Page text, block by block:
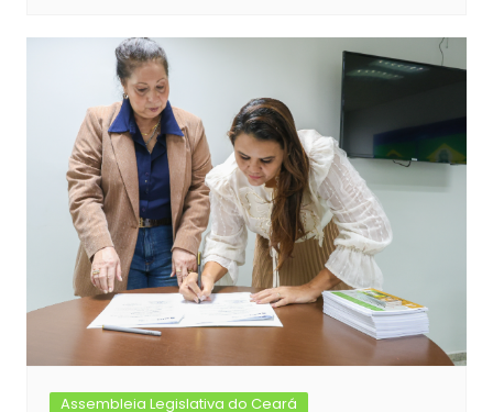
Assembleia Legislativa do Ceará